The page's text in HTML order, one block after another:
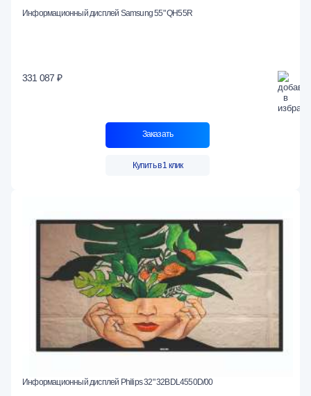
Информационный дисплей Samsung 55" QH55R
331 087 ₽
Заказать
Купить в 1 клик
Информационный дисплей Philips 32" 32BDL4550D/00